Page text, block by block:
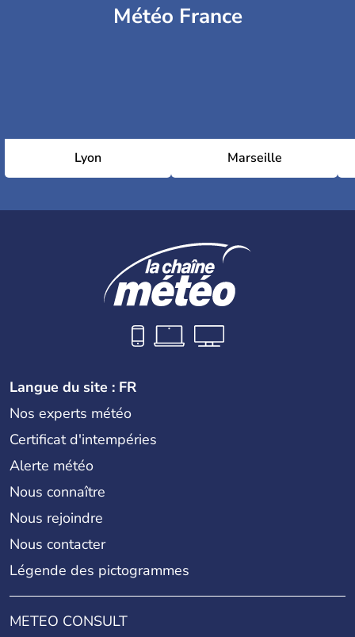
Météo France
Lyon Marseille
Langue du site : FR
Nos experts météo
Certificat d'intempéries
Alerte météo
Nous connaître
Nous rejoindre
Nous contacter
Légende des pictogrammes
METEO CONSULT